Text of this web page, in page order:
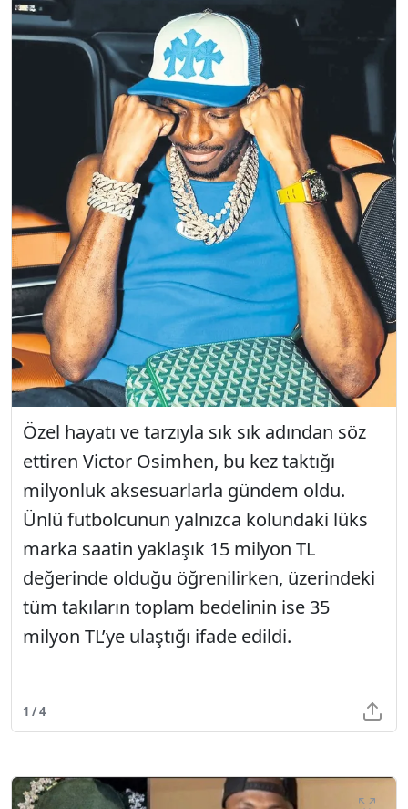
Özel hayatı ve tarzıyla sık sık adından söz
ettiren Victor Osimhen, bu kez taktığı
milyonluk aksesuarlarla gündem oldu.
Ünlü futbolcunun yalnızca kolundaki lüks
marka saatin yaklaşık 15 milyon TL
değerinde olduğu öğrenilirken, üzerindeki
tüm takıların toplam bedelinin ise 35
milyon TL’ye ulaştığı ifade edildi.
1 / 4